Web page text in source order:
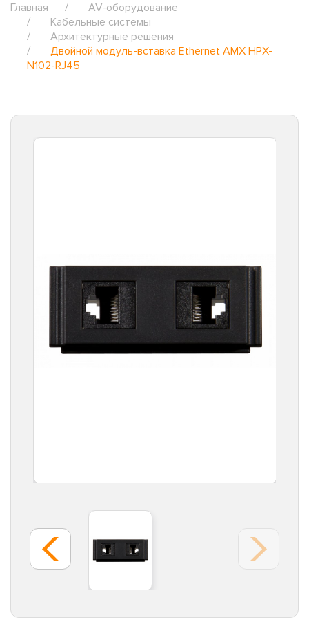
Главная
AV-оборудование
Кабельные системы
Архитектурные решения
Двойной модуль-вставка Ethernet AMX HPX-
N102-RJ45